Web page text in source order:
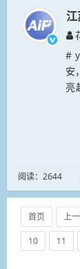
江
#
安
亮
阅读：2644
首页 上
10 11